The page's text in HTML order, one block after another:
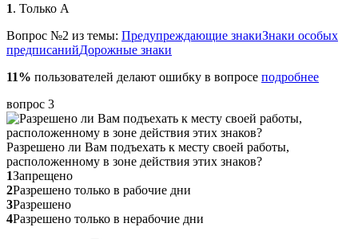
1. Только А
Вопрос №2 из темы: Предупреждающие знакиЗнаки особых
предписанийДорожные знаки
11% пользователей делают ошибку в вопросе подробнее
вопрос 3
Разрешено ли Вам подъехать к месту своей работы,
расположенному в зоне действия этих знаков?
1Запрещено
2Разрешено только в рабочие дни
3Разрешено
4Разрешено только в нерабочие дни